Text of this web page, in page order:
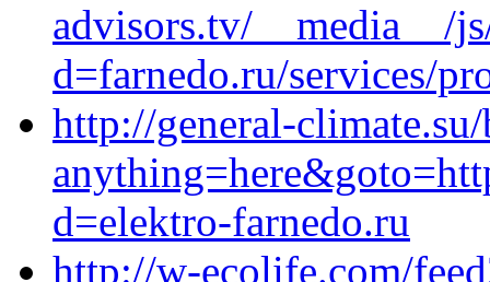
advisors.tv/__media__/
d=farnedo.ru/services/
http://general-
d=elektro-farnedo.ru
http://w-ecolife.com/